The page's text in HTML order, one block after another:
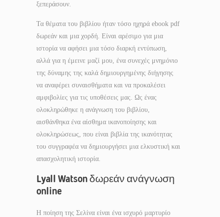
ξεπεράσουν.
Τα θέματα του βιβλίου ήταν τόσο ηχηρά ebook pdf
δωρεάν και μια χορδή. Είναι αρέσιμο για μια
ιστορία να αφήσει μια τόσο διαρκή εντύπωση,
αλλά για η έμεινε μαζί μου, ένα συνεχές μνημόνιο
της δύναμης της καλά δημιουργημένης διήγησης
να αναφέρει συναισθήματα και να προκαλέσει
αμφιβολίες για τις υποθέσεις μας. Ως ένας
ολοκληρώθηκε η ανάγνωση του βιβλίου,
αισθάνθηκα ένα αίσθημα ικανοποίησης και
ολοκληρώσεως, που είναι βιβλία της ικανότητας
του συγγραφέα να δημιουργήσει μια ελκυστική και
απασχολητική ιστορία.
Lyall Watson δωρεάν ανάγνωση
online
Η ποίηση της Σελίνα είναι ένα ισχυρό μαρτυρίο